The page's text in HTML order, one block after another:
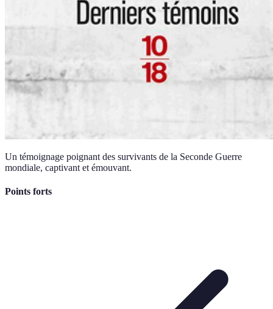
Un témoignage poignant des survivants de la Seconde Guerre
mondiale, captivant et émouvant.
Points forts